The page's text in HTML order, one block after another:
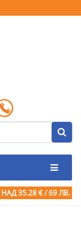
НАД 35.28 € / 69 ЛВ.